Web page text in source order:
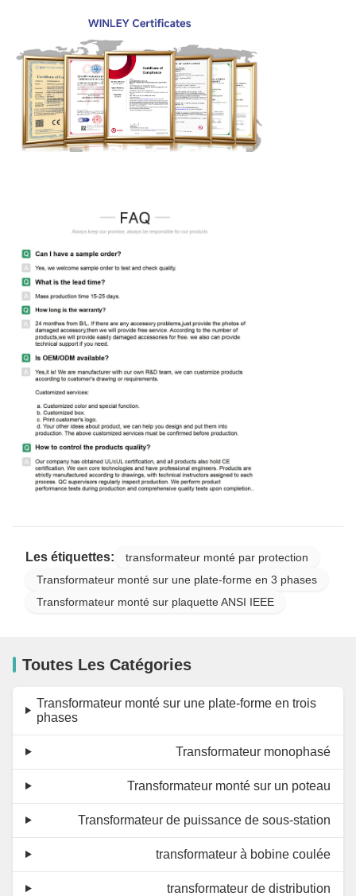
Les étiquettes:
transformateur monté par protection
Transformateur monté sur une plate-forme en 3 phases
Transformateur monté sur plaquette ANSI IEEE
Toutes Les Catégories
Transformateur monté sur une plate-forme en trois
phases
Transformateur monophasé
Transformateur monté sur un poteau
Transformateur de puissance de sous-station
transformateur à bobine coulée
transformateur de distribution